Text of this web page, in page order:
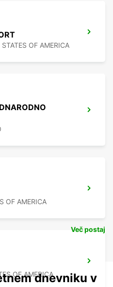
OF AMERICA
OF AMERICA
OF AMERICA
Več postaj
dnevniku v